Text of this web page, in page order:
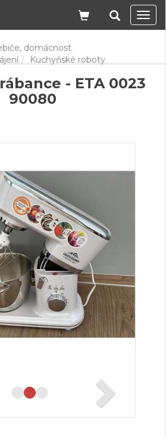
domácnost
Kuchyňské roboty
- ETA 0023
90080